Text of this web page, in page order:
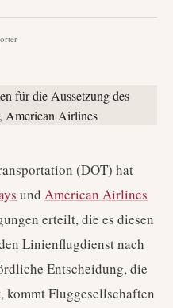
(DOT) hat
und American Airlines
erteilt, die es diesen
Linienflugdienst nach
Entscheidung, die
Fluggesellschaften